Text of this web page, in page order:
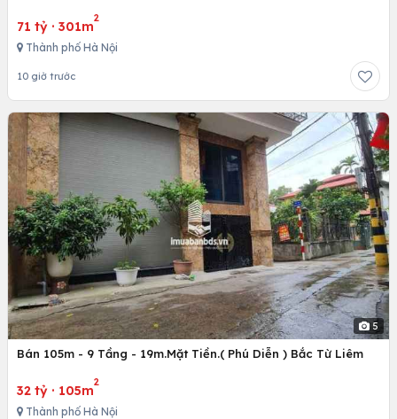
71 tỷ · 301m
2
Thành phố Hà Nội
10 giờ trước
5
Bán 105m - 9 Tầng - 19m.Mặt Tiền.( Phú Diễn ) Bắc Từ Liêm
32 tỷ · 105m
2
Thành phố Hà Nội